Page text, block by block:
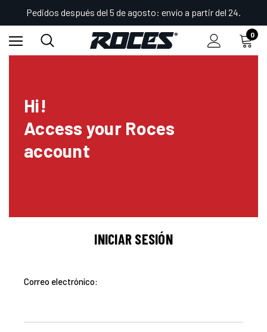
Pedidos después del 5 de agosto: envío a partir del 24.
0
Hi!
Access your Roces
account
INICIAR SESIÓN
Correo electrónico: